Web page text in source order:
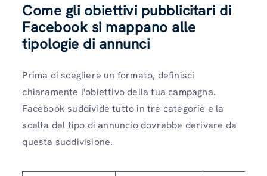
Come gli obiettivi pubblicitari di
Facebook si mappano alle
tipologie di annunci
Prima di scegliere un formato, definisci
chiaramente l'obiettivo della tua campagna.
Facebook suddivide tutto in tre categorie e la
scelta del tipo di annuncio dovrebbe derivare da
questa suddivisione.